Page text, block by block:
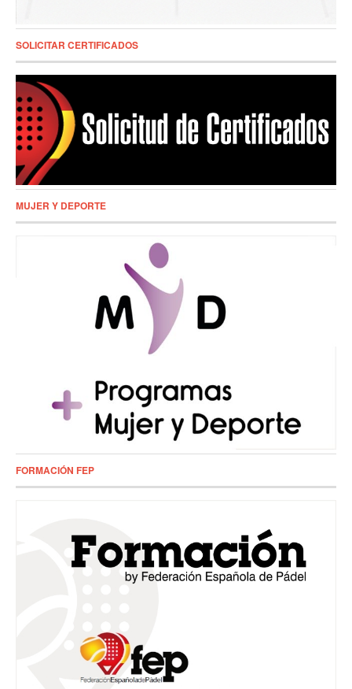
SOLICITAR CERTIFICADOS
MUJER Y DEPORTE
FORMACIÓN FEP